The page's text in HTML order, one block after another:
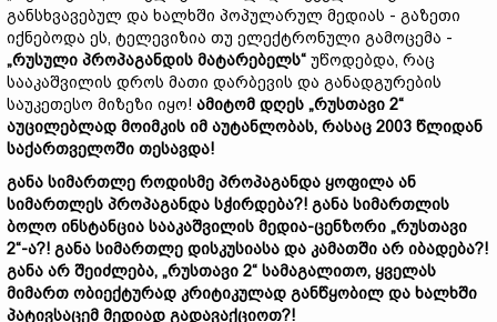
განსხვავებულ და ხალხში პოპულარულ მედიას - გაზეთი
იქნებოდა ეს, ტელევიზია თუ ელექტრონული გამოცემა -
„რუსული პროპაგანდის მატარებელს“ უწოდებდა, რაც
სააკაშვილის დროს მათი დარბევის და განადგურების
საუკეთესო მიზეზი იყო! ამიტომ დღეს „რუსთავი 2“
აუცილებლად მოიმკის იმ აუტანლობას, რასაც 2003 წლიდან
საქართველოში თესავდა!
განა სიმართლე როდისმე პროპაგანდა ყოფილა ან
სიმართლეს პროპაგანდა სჭირდება?! განა სიმართლის
ბოლო ინსტანცია სააკაშვილის მედია-ცენზორი „რუსთავი
2“-ა?! განა სიმართლე დისკუსიასა და კამათში არ იბადება?!
განა არ შეიძლება, „რუსთავი 2“ სამაგალითო, ყველას
მიმართ ობიექტურად კრიტიკულად განწყობილ და ხალხში
პატივსაცემ მედიად გადავაქციოთ?!